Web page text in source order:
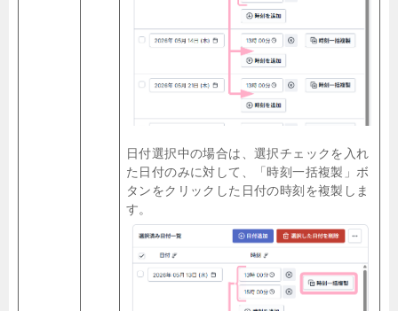
日付選択中の場合は、選択チェックを入れ
た日付のみに対して、「時刻一括複製」ボ
タンをクリックした日付の時刻を複製しま
す。